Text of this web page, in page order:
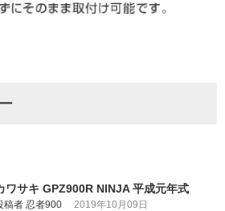
ワサキ GPZ900R NINJA 平成元年式
稿者 忍者900 2019年10月09日